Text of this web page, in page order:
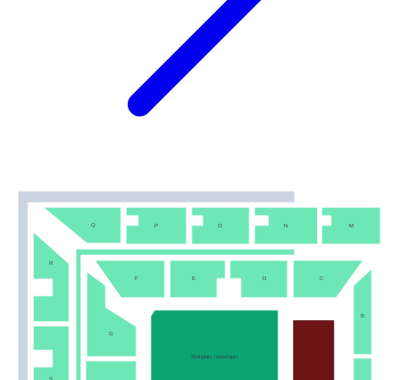
C
D
E
F
G
B
M
N
O
P
Q
S
R
Stehplatz Innenraum